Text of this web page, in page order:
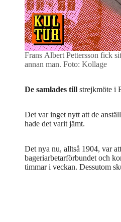
Frans Albert Pettersson fick
annan man. Foto: Kollage
De samlades till strejkmöte i
Det var inget nytt att de
hade det varit jämt.
Det nya nu, alltså 1904, var
bageriarbetarförbundet och
timmar i veckan. Dessutom